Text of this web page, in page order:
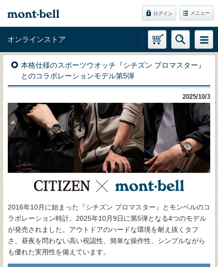
ログイン メニュー
オンラインストア
本格仕様のスポーツウオッチ『シチズン プロマスター』
とのコラボレーションモデル第5弾
2025/10/3
2016年10月に始まった『シチズン プロマスター』とモンベルのコ
ラボレーション時計。2025年10月9日に第5弾となる4つのモデル
が発売されました。アウトドアのハードな環境を耐え抜くタフ
さ、昼夜を問わない高い視認性、簡単な操作性、シンプルながら
も優れた実用性を備えています。